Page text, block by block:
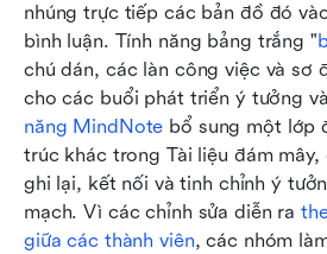
nhúng trực tiếp các bản đồ đó
bình luận. Tính năng bảng trắng "
chú dán, các làn công việc và
cho các buổi phát triển ý tưởng
năng MindNote bổ sung một lớp
trúc khác trong Tài liệu đám
ghi lại, kết nối và tinh chỉnh ý
mạch. Vì các chỉnh sửa diễn ra
giữa các thành viên, các nhóm